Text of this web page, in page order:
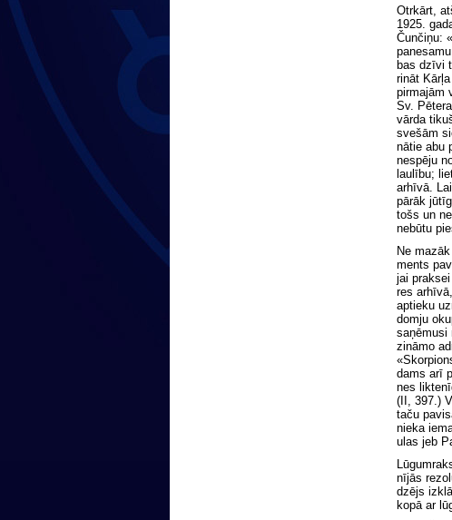
Otr­kārt,
1925.
Čun­či­ņu:
bas dzī­vi
ri­nāt
pir­ma­jām
Sv.
vār­da
sve­šām
nā­tie abu
ne­spē­ju
lau­lī­bu;
ar­hī­vā.
pā­rāk
tošs un
ne­bū­tu
Ne
ments
jai
res
ap­tie­ku
dom­ju
sa­ņē­mu­si
zi­nā­mo
dams arī
nes
(II, 397.)
ta­ču
nie­ka
ulas jeb
nī­jās
dzējs
ko­pā ar